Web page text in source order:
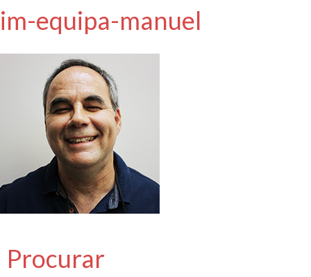
im-equipa-manuel
Procurar